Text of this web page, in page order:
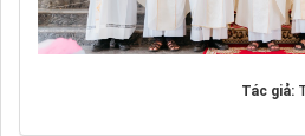
Tác giả: